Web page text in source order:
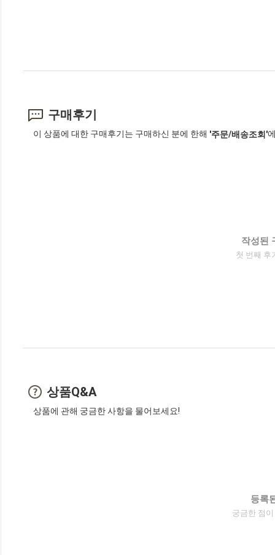
구매후기
이 상품에 대한 구매후기는 구매하신 분에 한해 '주문/배송조회'
작성된
첫 번째 후
상품Q&A
상품에 관해 궁금한 사항을 물어보세요!
등록
궁금한 점